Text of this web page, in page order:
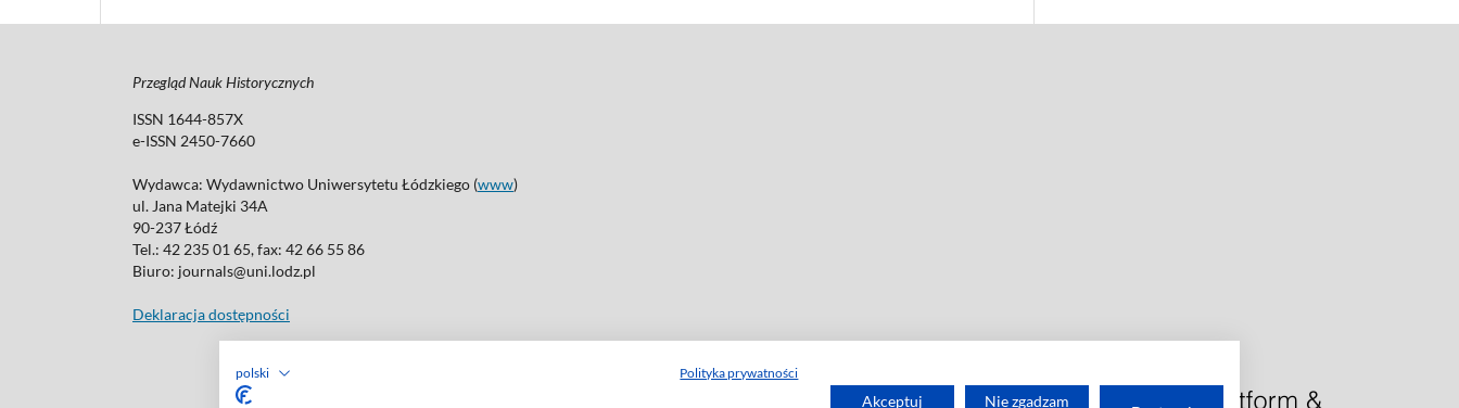
polski Polityka prywatności
Akceptuj Nie zgadzam
Przegląd Nauk Historycznych
ISSN 1644-857X
e-ISSN 2450-7660
Wydawca: Wydawnictwo Uniwersytetu Łódzkiego (www)
ul. Jana Matejki 34A
90-237 Łódź
Tel.: 42 235 01 65, fax: 42 66 55 86
Biuro: journals@uni.lodz.pl
Deklaracja dostępności